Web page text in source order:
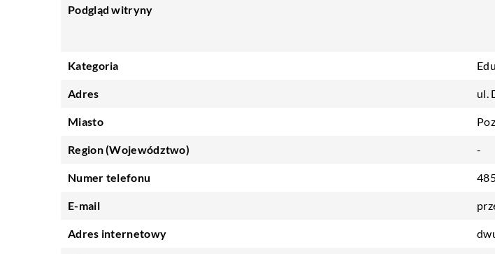
Podgląd witryny
Kategoria
Adres ul.
Miasto
Region (Województwo) -
Numer telefonu
E-mail
Adres internetowy